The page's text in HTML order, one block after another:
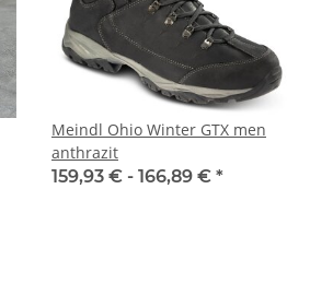
Meindl Ohio Winter GTX men
anthrazit
159,93 € - 166,89 € *